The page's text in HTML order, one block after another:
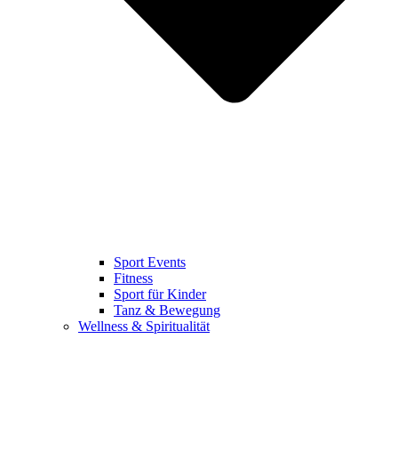
Sport Events
Fitness
Sport für Kinder
Tanz & Bewegung
Wellness & Spiritualität